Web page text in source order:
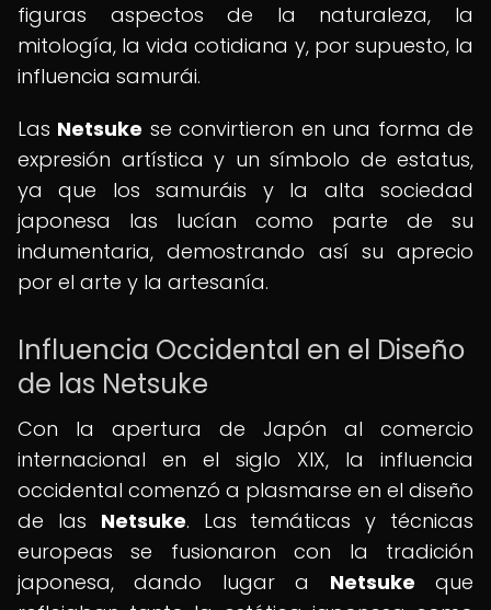
figuras aspectos de la naturaleza, la
mitología, la vida cotidiana y, por supuesto, la
influencia samurái.
Las Netsuke se convirtieron en una forma de
expresión artística y un símbolo de estatus,
ya que los samuráis y la alta sociedad
japonesa las lucían como parte de su
indumentaria, demostrando así su aprecio
por el arte y la artesanía.
Influencia Occidental en el Diseño
de las Netsuke
Con la apertura de Japón al comercio
internacional en el siglo XIX, la influencia
occidental comenzó a plasmarse en el diseño
de las Netsuke. Las temáticas y técnicas
europeas se fusionaron con la tradición
japonesa, dando lugar a Netsuke que